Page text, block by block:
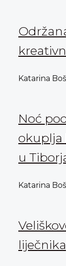
Katarina
Noć
okuplja
u
Katarina